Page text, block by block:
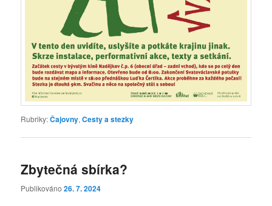
Rubriky:Čajovny,Cesty a stezky
Zbytečná sbírka?
Publikováno26. 7. 2024